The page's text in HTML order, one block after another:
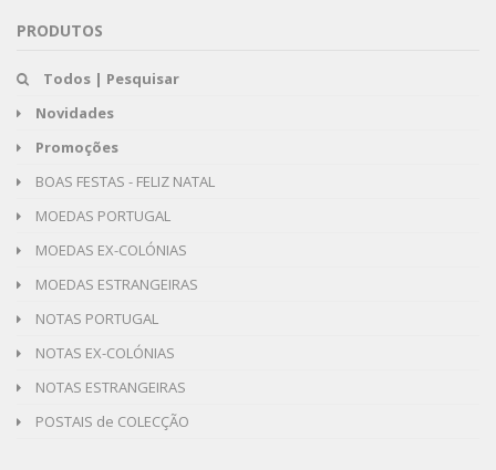
PRODUTOS
Todos | Pesquisar
Novidades
Promoções
BOAS FESTAS - FELIZ NATAL
MOEDAS PORTUGAL
MOEDAS EX-COLÓNIAS
MOEDAS ESTRANGEIRAS
NOTAS PORTUGAL
NOTAS EX-COLÓNIAS
NOTAS ESTRANGEIRAS
POSTAIS de COLECÇÃO